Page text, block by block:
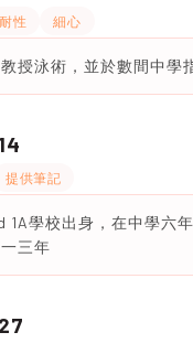
性 細心
授泳術，並於數間中學
提供筆記
1A學校出身，在中學六
三年